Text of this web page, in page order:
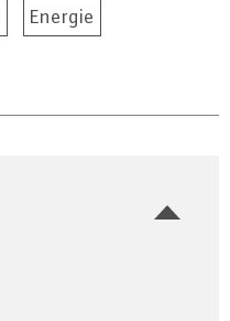
Energie